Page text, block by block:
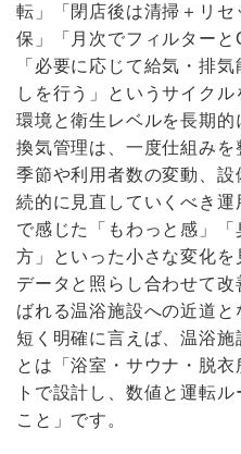
転」「閉店後は清掃＋リ
保」「月次でフィルターと
「必要に応じて給気・排
しを行う」というサイク
環境と衛生レベルを長期的
換気管理は、一度仕組みを
季節や利用者数の変動、
続的に見直していくべき
で感じた「もわっと感」「
方」といった小さな変化
データと照らし合わせて
ばれる温浴施設への近道と
短く明確に言えば、温浴施
とは「浴室・サウナ・脱
トで設計し、数値と運転
こと」です。